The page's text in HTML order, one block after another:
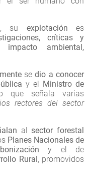
su explotación es
críticas y
impacto ambiental,
sedio a conocer
y el Ministro de
que señala varias
rectores del sector
al sector forestal
Planes Nacionales de
y el de
Rural, promovidos